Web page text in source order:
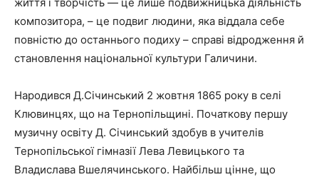
композитора, – це подвиг людини, яка віддала себе
повністю до останнього подиху – справі відродження й
становлення національної культури Галичини.
Народився Д.Січинський 2 жовтня 1865 року в селі
Клювинцях, що на Тернопільщині. Початкову першу
музичну освіту Д. Січинський здобув в учителів
Тернопільської гімназії Лева Левицького та
Владислава Вшелячинського. Найбільш цінне, що